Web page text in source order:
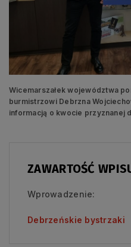
Wicemarszałek województwa
burmistrzowi Debrzna
informacją o kwocie przyznanej
ZAWARTOŚĆ
Wprowadzenie:
Debrzeńskie bystrzaki